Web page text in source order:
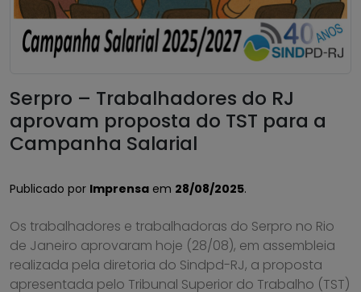
Serpro – Trabalhadores do RJ
aprovam proposta do TST para a
Campanha Salarial
Publicado por Imprensa em 28/08/2025.
Os trabalhadores e trabalhadoras do Serpro no Rio
de Janeiro aprovaram hoje (28/08), em assembleia
realizada pela diretoria do Sindpd-RJ, a proposta
apresentada pelo Tribunal Superior do Trabalho (TST)